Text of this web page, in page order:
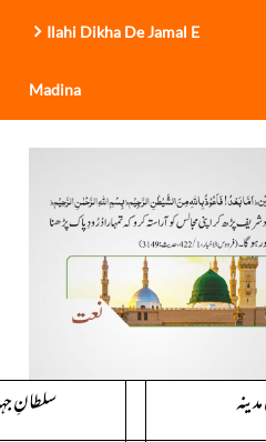
Ilahi Dikha De Jamal E
Madina
سلطانِ